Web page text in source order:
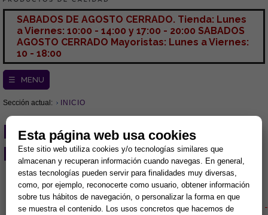
SABADOS DE AGOSTO CERRADO. Tienda: Lunes
a Viernes: 10:00 - 14:00 y 17:00 - 20:00 SABADOS
AGOSTO CERRADO Mayoristas: Lunes a Viernes:
10 - 18:00
☰ MENU
Sección actual: INICIO
REVISTA DIGITAL
PRODUCTOS KARMA
HEMEROTECA- Tomo III
- - - - - - - - - - - - - - - - - - - - - - - - - - - - - - - - - - - - - - - - - -
Esta página web usa cookies
Este sitio web utiliza cookies y/o tecnologías similares que
almacenan y recuperan información cuando navegas. En general,
estas tecnologías pueden servir para finalidades muy diversas,
como, por ejemplo, reconocerte como usuario, obtener información
sobre tus hábitos de navegación, o personalizar la forma en que
se muestra el contenido. Los usos concretos que hacemos de